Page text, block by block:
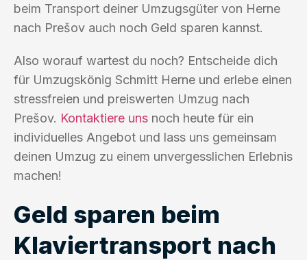
beim Transport deiner Umzugsgüter von Herne
nach Prešov auch noch Geld sparen kannst.
Also worauf wartest du noch? Entscheide dich
für Umzugskönig Schmitt Herne und erlebe einen
stressfreien und preiswerten Umzug nach
Prešov. Kontaktiere uns noch heute für ein
individuelles Angebot und lass uns gemeinsam
deinen Umzug zu einem unvergesslichen Erlebnis
machen!
Geld sparen beim
Klaviertransport nach